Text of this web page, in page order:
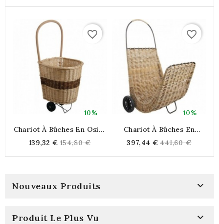
-10%
favorite_border
Chariot À Bûches En Osier
139,32 € Regular
price
154,80 €
-10%
favorite_border
Chariot À Bûches En
397,44 € Regular
price
441,60 €
Nouveaux Produits 
Produit Le Plus Vu 